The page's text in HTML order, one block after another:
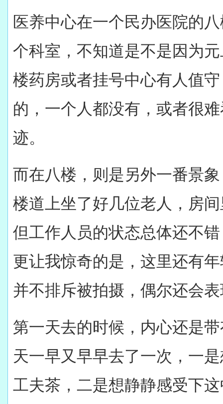
医养中心在一个民办医院的
个科室，不知道是不是因为
楼药房或者挂号中心有人值
的，一个人都没有，或者很
迹。
而在八楼，则是另外一番景
楼道上坐了好几位老人，房
但工作人员的状态总体还不
更让我惊奇的是，这里还有
并不排斥被拍摄，偶尔还会
第一天去的时候，内心还是
天一早又早早去了一次，一
工夫茶，二是想静静感受下